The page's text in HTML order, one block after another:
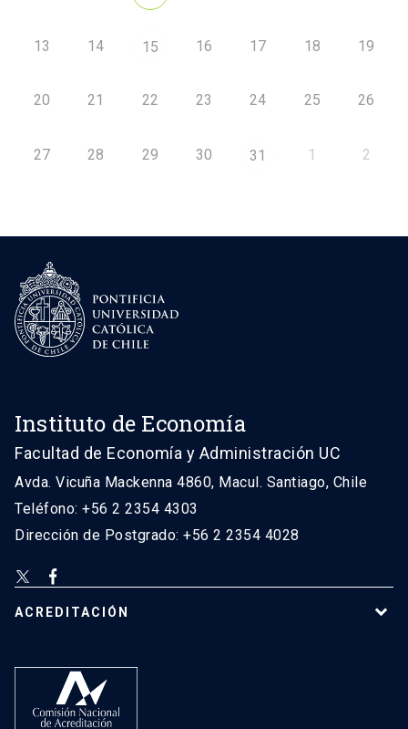
13 14 15 16 17 18 19
20 21 22 23 24 25 26
27 28 29 30 31 1 2
Instituto de Economía
Facultad de Economía y Administración UC
Avda. Vicuña Mackenna 4860, Macul. Santiago, Chile
Teléfono: +56 2 2354 4303
Dirección de Postgrado: +56 2 2354 4028
ACREDITACIÓN